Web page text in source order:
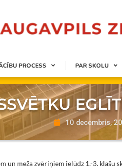
PROCESS PAR SKOLU
10 decembris,
un meža zvēriņiem ielūdz 1.-3.